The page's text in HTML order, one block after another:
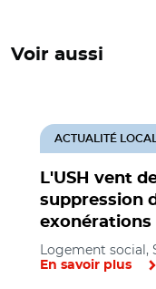
Voir aussi
L'USH vent
suppression
exonérations
ACTUALITÉ
Logement social,
En savoir plus